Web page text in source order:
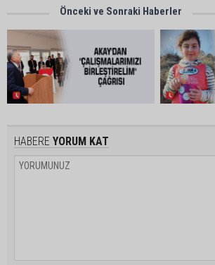
Önceki ve Sonraki Haberler
HABERE YORUM KAT